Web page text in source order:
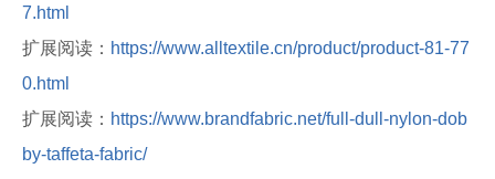
7.html
扩展阅读： https://www.alltextile.cn/product/product-81-77
0.html
扩展阅读： https://www.brandfabric.net/full-dull-nylon-dob
by-taffeta-fabric/